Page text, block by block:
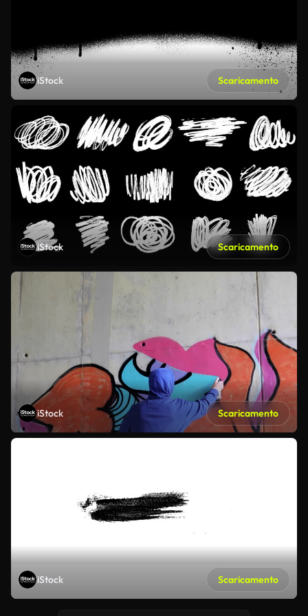
iStock Scaricamento
iStock Scaricamento
iStock Scaricamento
iStock Scaricamento